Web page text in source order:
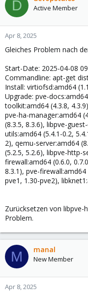
D Active Member
Apr 8, 2025
Gleiches Problem nach
Start-Date: 2025-04-08
Commandline: apt-get
Install: virtiofsd:amd64
Upgrade: pve-
toolkit:amd64 (4.3.8,
pve-ha-manager:amd64
(8.3.5, 8.3.6), libpve-
utils:amd64 (5.4.1-0.2,
2), qemu-server:amd64
(5.2.5, 5.2.6), libpve-http-
firewall:amd64 (0.6.0,
8.3.1), pve-
pve1, 1.30-pve2),
Zurücksetzen von libpve-
Problem.
M manal
New Member
Apr 8, 2025